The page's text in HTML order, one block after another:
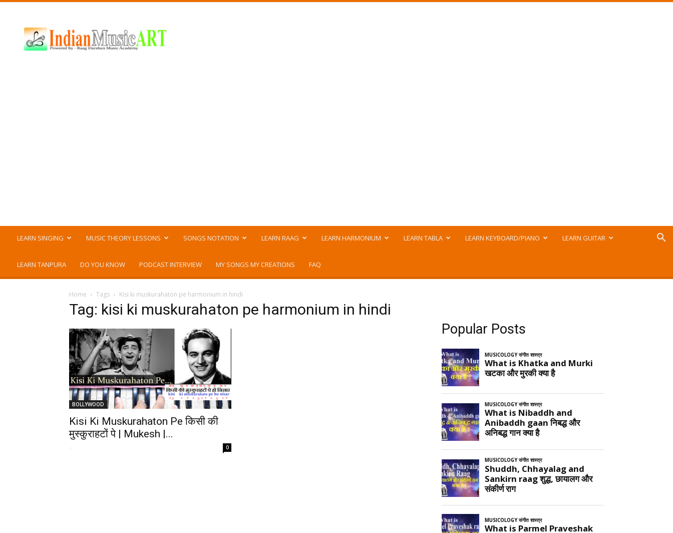
Music
ART
LEARN SINGING MUSIC THEORY LESSONS SONGS NOTATION LEARN RAAG LEARN HARMONIUM LEARN TABLA LEARN KEYBOARD/PIANO LEARN GUITAR
LEARN TANPURA DO YOU KNOW PODCAST INTERVIEW MY SONGS MY CREATIONS FAQ
Home Tags Kisi ki muskurahaton pe harmonium in hindi
Tag: kisi ki muskurahaton pe harmonium in hindi
BOLLYWOOD
Kisi Ki Muskurahaton Pe किसी की
मुस्कुराहटों पे | Mukesh |...
- 0
Popular Posts